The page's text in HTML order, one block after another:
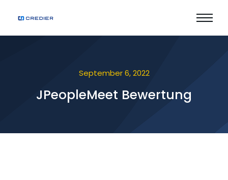
September 6, 2022
JPeopleMeet Bewertung